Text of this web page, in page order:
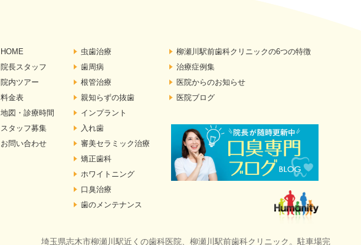
HOME
院長スタッフ
院内ツアー
料金表
地図・診療時間
スタッフ募集
お問い合わせ
虫歯治療
歯周病
根管治療
親知らずの抜歯
インプラント
入れ歯
審美セラミック治療
矯正歯科
ホワイトニング
口臭治療
歯のメンテナンス
柳瀬川駅前歯科クリニックの6つの特徴
治療症例集
医院からのお知らせ
医院ブログ
埼玉県志木市柳瀬川駅近くの歯科医院、柳瀬川駅前歯科クリニック。駐車場完